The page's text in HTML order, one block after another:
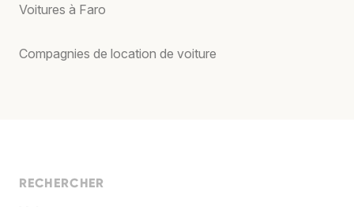
Voitures à Faro
Compagnies de location de voiture
RECHERCHER